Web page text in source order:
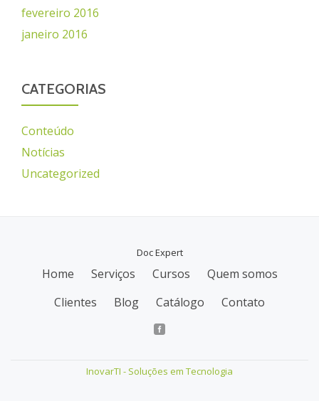
fevereiro 2016
janeiro 2016
CATEGORIAS
Conteúdo
Notícias
Uncategorized
Doc Expert
Home Serviços Cursos
Quem somos
Clientes
Blog Catálogo Contato
InovarTI - Soluções em Tecnologia